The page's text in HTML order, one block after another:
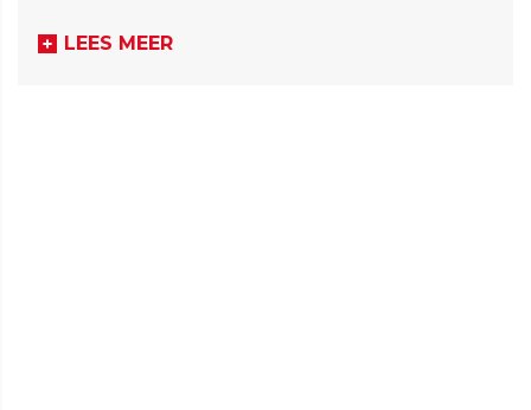
LEES MEER